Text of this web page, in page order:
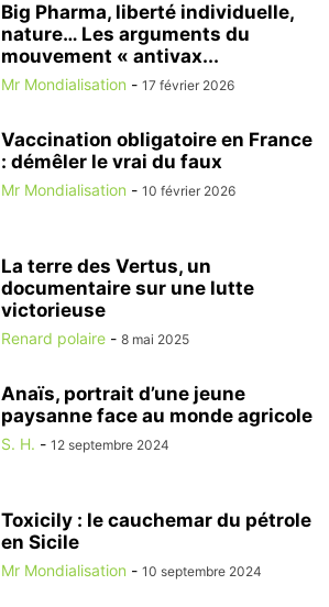
Big Pharma, liberté individuelle,
nature… Les arguments du
mouvement « antivax...
Mr Mondialisation - 17 février 2026
Vaccination obligatoire en France
: démêler le vrai du faux
Mr Mondialisation - 10 février 2026
La terre des Vertus, un
documentaire sur une lutte
victorieuse
Renard polaire - 8 mai 2025
Anaïs, portrait d’une jeune
paysanne face au monde agricole
S. H. - 12 septembre 2024
Toxicily : le cauchemar du pétrole
en Sicile
Mr Mondialisation - 10 septembre 2024